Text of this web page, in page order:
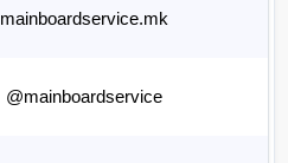
mainboardservice.mk
@mainboardservice